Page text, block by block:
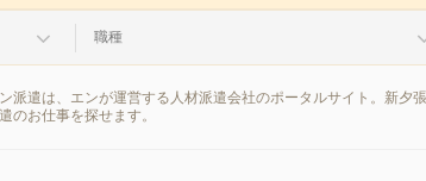
職種
派遣は、エンが運営する人材派遣会社のポータルサイト。新夕
のお仕事を探せます。